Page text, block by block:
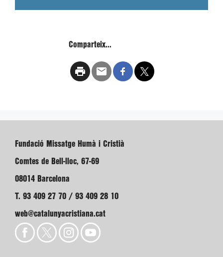
Comparteix...
Fundació Missatge Humà i Cristià
Comtes de Bell-lloc, 67-69
08014 Barcelona
T. 93 409 27 70 / 93 409 28 10
web@catalunyacristiana.cat